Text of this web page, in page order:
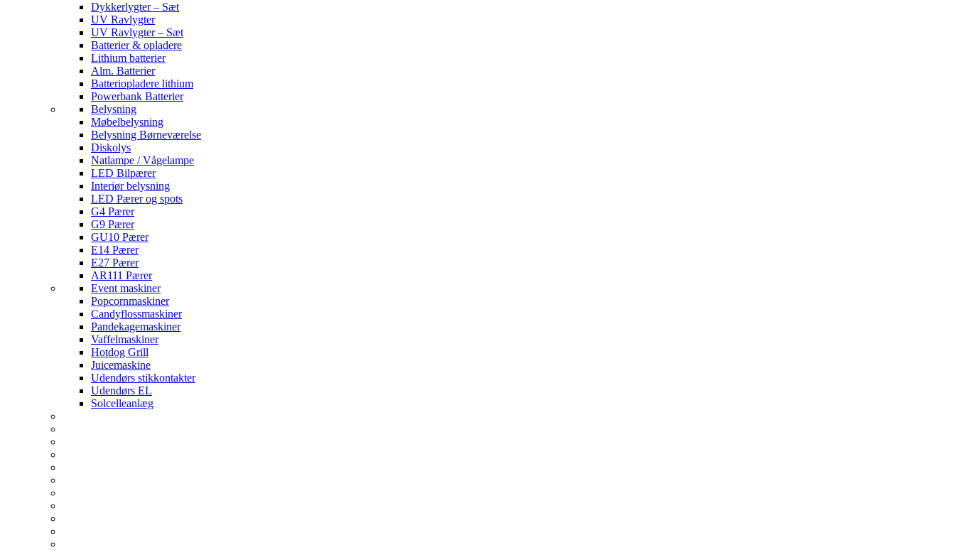
Dykkerlygter – Sæt
UV Ravlygter
UV Ravlygter – Sæt
Batterier & opladere
Lithium batterier
Alm. Batterier
Batteriopladere lithium
Powerbank Batterier
Belysning
Møbelbelysning
Belysning Børneværelse
Diskolys
Natlampe / Vågelampe
LED Bilpærer
Interiør belysning
LED Pærer og spots
G4 Pærer
G9 Pærer
GU10 Pærer
E14 Pærer
E27 Pærer
AR111 Pærer
Event maskiner
Popcornmaskiner
Candyflossmaskiner
Pandekagemaskiner
Vaffelmaskiner
Hotdog Grill
Juicemaskine
Udendørs stikkontakter
Udendørs EL
Solcelleanlæg